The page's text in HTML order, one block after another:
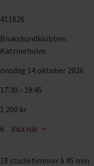
411826
Brukshundklubben
Katrineholm
onsdag 14 oktober 2026
17:30 - 19:45
1 200 kr
6 Visa när
18 studietimmar à 45 min